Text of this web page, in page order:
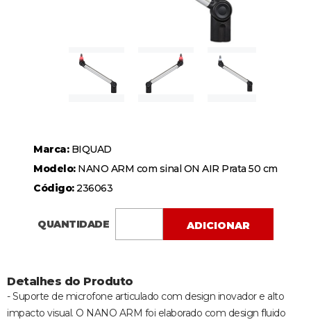
Marca:BIQUAD
Modelo:NANO ARM com sinal ON AIR Prata 50 cm
Código:236063
QUANTIDADE ADICIONAR
Detalhes do Produto
- Suporte de microfone articulado com design inovador e alto
impacto visual. O NANO ARM foi elaborado com design fluido